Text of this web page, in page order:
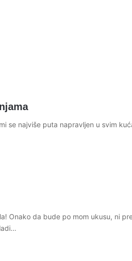
se najviše puta napravljen u svim
Onako da bude po mom ukusu, ni